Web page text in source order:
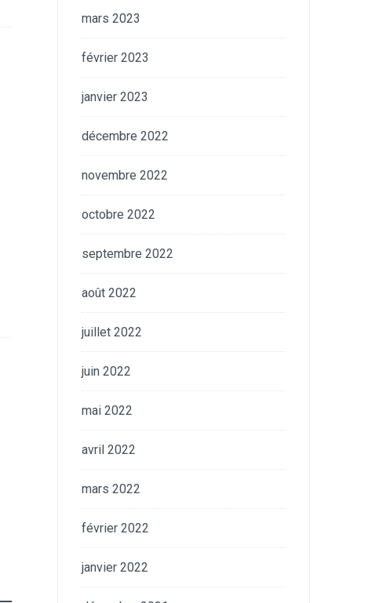
mars 2023
février 2023
janvier 2023
décembre 2022
novembre 2022
octobre 2022
septembre 2022
août 2022
juillet 2022
juin 2022
mai 2022
avril 2022
mars 2022
février 2022
janvier 2022